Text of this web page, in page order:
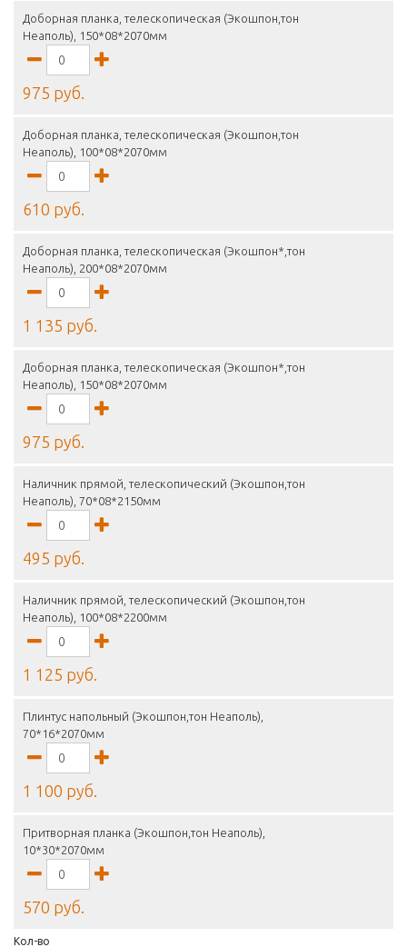
Доборная планка, телескопическая (Экошпон,тон
Неаполь), 150*08*2070мм
975 руб.
Доборная планка, телескопическая (Экошпон,тон
Неаполь), 100*08*2070мм
610 руб.
Доборная планка, телескопическая (Экошпон*,тон
Неаполь), 200*08*2070мм
1 135 руб.
Доборная планка, телескопическая (Экошпон*,тон
Неаполь), 150*08*2070мм
975 руб.
Наличник прямой, телескопический (Экошпон,тон
Неаполь), 70*08*2150мм
495 руб.
Наличник прямой, телескопический (Экошпон,тон
Неаполь), 100*08*2200мм
1 125 руб.
Плинтус напольный (Экошпон,тон Неаполь),
70*16*2070мм
1 100 руб.
Притворная планка (Экошпон,тон Неаполь),
10*30*2070мм
570 руб.
Кол-во